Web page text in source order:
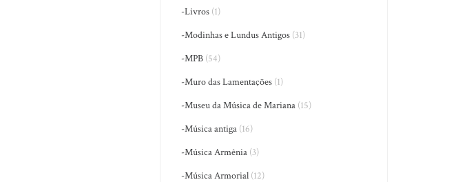
-Livros (1)
-Modinhas e Lundus Antigos (31)
-MPB (54)
-Muro das Lamentações (1)
-Museu da Música de Mariana (15)
-Música antiga (16)
-Música Armênia (3)
-Música Armorial (12)